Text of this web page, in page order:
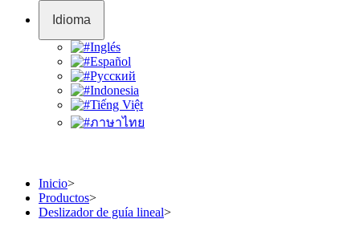
Idioma
Inglés
Español
Pусский
Indonesia
Tiếng Việt
ภาษาไทย
Inicio>
Productos>
Deslizador de guía lineal>